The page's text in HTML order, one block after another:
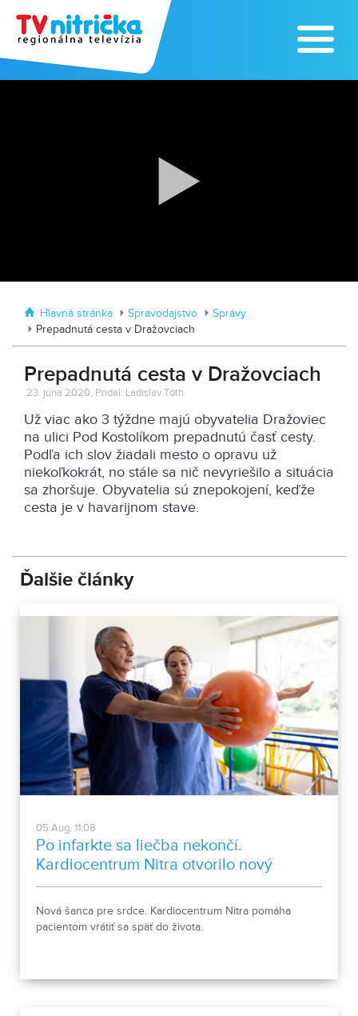
Zoo v Lužiankach
Hlavná stránka Spravodajstvo
Správy
Prepadnutá cesta v Dražovciach
Prepadnutá cesta v Dražovciach
23. júna 2020, Pridal: Ladislav Tóth
Už viac ako 3 týždne majú obyvatelia Dražoviec
na ulici Pod Kostolíkom prepadnutú časť cesty.
Podľa ich slov žiadali mesto o opravu už
niekoľkokrát, no stále sa nič nevyriešilo a situácia
sa zhoršuje. Obyvatelia sú znepokojení, keďže
cesta je v havarijnom stave.
Ďalšie články
05.Aug, 11:08
Po infarkte sa liečba nekončí.
Kardiocentrum Nitra otvorilo nový
stacionár
Nová šanca pre srdce. Kardiocentrum Nitra pomáha
pacientom vrátiť sa späť do života.